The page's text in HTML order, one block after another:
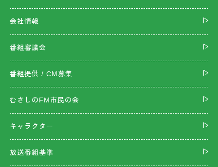
会社情報
番組審議会
番組提供 / CM募集
むさしのFM市民の会
キャラクター
放送番組基準